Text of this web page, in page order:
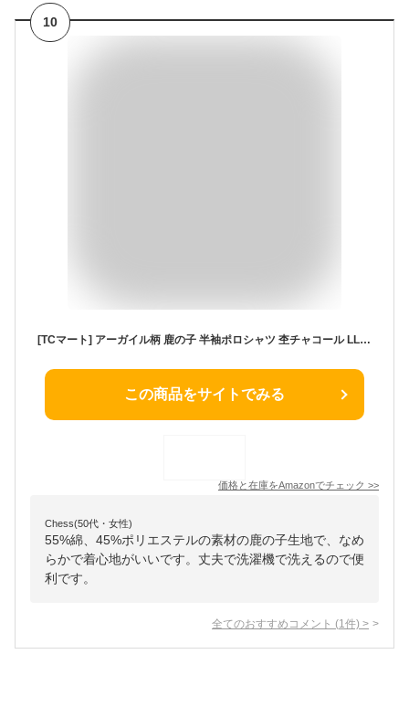
10
[TCマート] アーガイル柄 鹿の子 半袖ポロシャツ 杢チャコール LL メンズ 紳士 プレゼント シニアファッション 60代 70代 80代
この商品をサイトでみる
価格と在庫をAmazonでチェック >>
Chess(50代・女性)
55%綿、45%ポリエステルの素材の鹿の子生地で、なめ
らかで着心地がいいです。丈夫で洗濯機で洗えるので便
利です。
全てのおすすめコメント (1 件) >